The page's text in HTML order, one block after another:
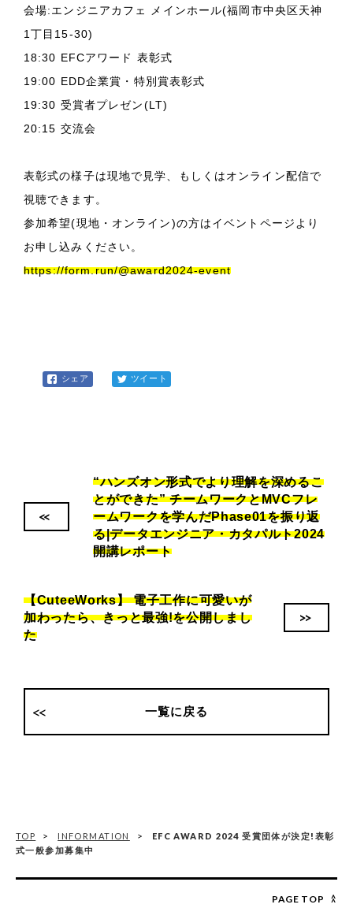
会場:エンジニアカフェ メインホール(福岡市中央区天神
1丁目15-30)
18:30 EFCアワード 表彰式
19:00 EDD企業賞・特別賞表彰式
19:30 受賞者プレゼン(LT)
20:15 交流会
表彰式の様子は現地で見学、もしくはオンライン配信で
視聴できます。
参加希望(現地・オンライン)の方はイベントページより
お申し込みください。
https://form.run/@award2024-event
シェア ツイート
<<
“ハンズオン形式でより理解を深めるこ
とができた” チームワークとMVCフレ
ームワークを学んだPhase01を振り返
る|データエンジニア・カタパルト2024
開講レポート
【CuteeWorks】 電子工作に可愛いが
加わったら、きっと最強!を公開しまし
た
>>
一覧に戻る
TOP INFORMATION
EFC AWARD 2024 受賞団体が決定!表彰
式一般参加募集中
PAGE TOP